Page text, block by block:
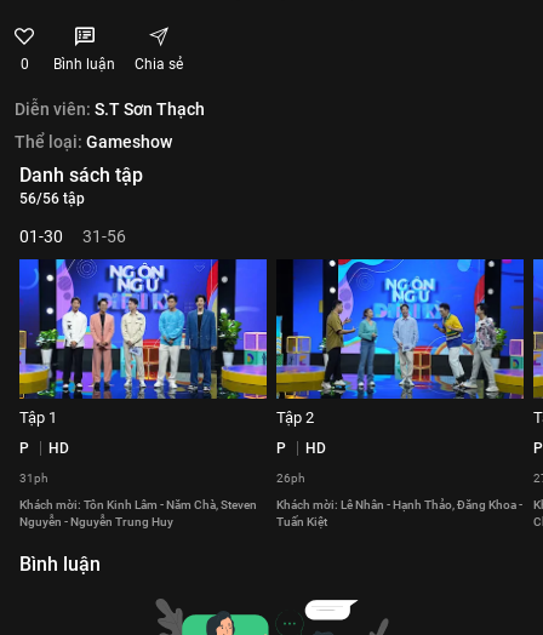
0 Bình luận Chia sẻ
Diễn viên: S.T Sơn Thạch
Thể loại: Gameshow
Danh sách tập
56/56 tập
01-30 31-56
Tập 1
P HD
31ph
Khách mời: Tôn Kinh Lâm - Năm Chà, Steven
Nguyễn - Nguyễn Trung Huy
Tập 2
P HD
26ph
Khách mời: Lê Nhân - Hạnh Thảo, Đăng Khoa -
Tuấn Kiệt
P
Bình luận